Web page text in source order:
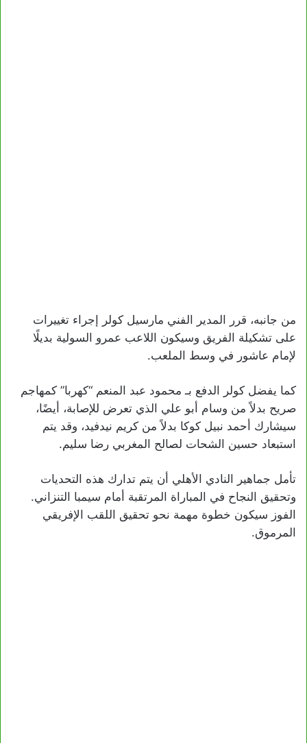
من جانبه، قرر المدير الفني مارسيل كولر إجراء تغييرات
على تشكيلة الفريق وسيكون اللاعب عمرو السولية بديلًا
لإمام عاشور في وسط الملعب.
كما يفضل كولر الدفع بـ محمود عبد المنعم “كهربا” كمهاجم
صريح بدلاً من وسام أبو علي الذي تعرض للإصابة، أيضًا،
سيشارك أحمد نبيل كوكا بدلاً من كريم نيدفيد، وقد يتم
استبعاد حسين الشحات لصالح المغربي رضا سليم.
تأمل جماهير النادي الأهلي أن يتم تدارك هذه التحديات
وتحقيق النجاح في المباراة المرتقبة أمام سيمبا التنزاني.
الفوز سيكون خطوة مهمة نحو تحقيق اللقب الإفريقي
المرموق.